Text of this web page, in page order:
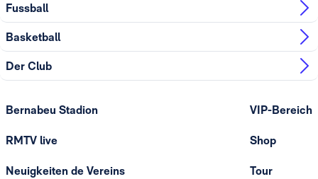
Fussball
Basketball
Der Club
Bernabeu Stadion
RMTV live
Neuigkeiten de Vereins
VIP-Bereich
Shop
Tour